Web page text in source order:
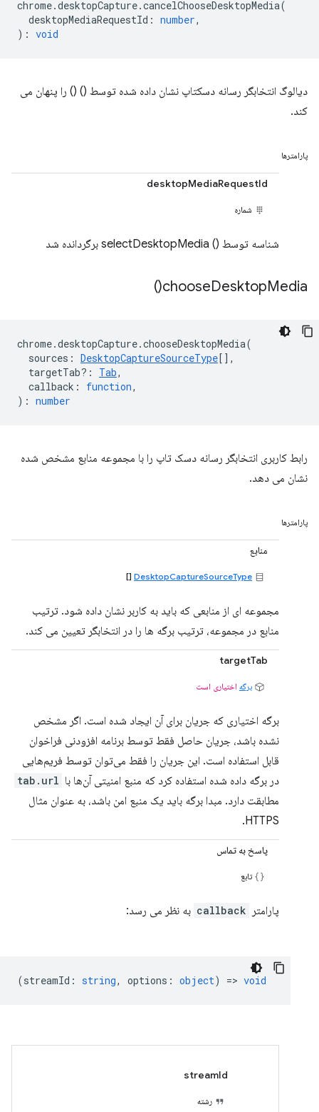
chrome.desktopCapture.cancelChooseDesktopMedia(
desktopMediaRequestId : number,
) : void
دیالوگ انتخابگر رسانه دسکتاپ نشان داده شده توسط () () را پنهان می
کند.
پارامترها
desktopMediaRequestId
شماره
شناسه توسط () selectDesktopMedia برگردانده شد
chooseDesktopMedia(
)
chrome.desktopCapture.chooseDesktopMedia(
sources : DesktopCaptureSourceType[],
targetTab? : Tab,
callback : function,
) : number
رابط کاربری انتخابگر رسانه دسک تاپ را با مجموعه منابع مشخص شده
نشان می دهد.
پارامترها
منابع
DesktopCaptureSourceType
[]
مجموعه ای از منابعی که باید به کاربر نشان داده شود. ترتیب
منابع در مجموعه، ترتیب برگه ها را در انتخابگر تعیین می کند.
targetTab
برگه اختیاری است
برگه اختیاری که جریان برای آن ایجاد شده است. اگر مشخص
نشده باشد، جریان حاصل فقط توسط برنامه افزودنی فراخوان
قابل استفاده است. این جریان را فقط می‌توان توسط فریم‌هایی
در برگه داده شده استفاده کرد که منبع امنیتی آن‌ها با tab.url
مطابقت دارد. مبدا برگه باید یک منبع امن باشد، به عنوان مثال
HTTPS.
پاسخ به تماس
تابع
پارامتر callback به نظر می رسد:
(streamId : string, options : object) => void
streamId
رشته